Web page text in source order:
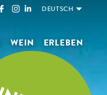
DEUTSCH
WEIN
ERLEBEN